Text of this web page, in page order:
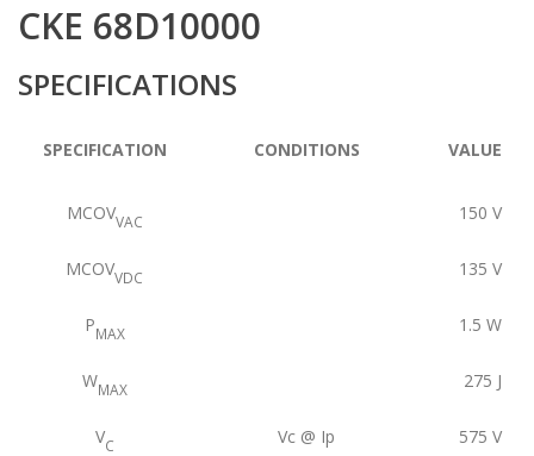
CKE 68D10000
SPECIFICATIONS
SPECIFICATION CONDITIONS VALUE
MCOVVAC 150 V
MCOVVDC 135 V
PMAX 1.5 W
WMAX 275 J
VC Vc @ Ip 575 V